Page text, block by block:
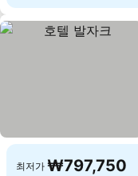
최저가 ₩797,750